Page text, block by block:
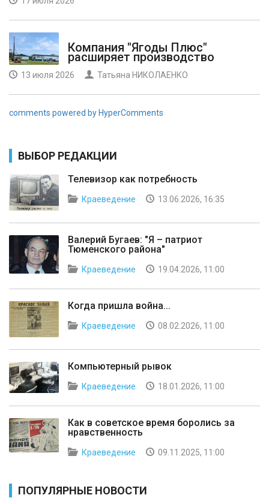
Компания "Ягоды Плюс"
расширяет производство
13 июля 2026 Татьяна НИКОЛАЕНКО
comments powered by HyperComments
ВЫБОР РЕДАКЦИИ
Телевизор как потребность
Краеведение 13.06.2026, 16:35
Валерий Бугаев: "Я – патриот
Тюменского района"
Краеведение 19.04.2026, 11:00
Когда пришла война...
Краеведение 08.02.2026, 11:00
Компьютерный рывок
Краеведение 18.01.2026, 11:00
Как в советское время боролись за
нравственность
Краеведение 09.11.2025, 11:00
ПОПУЛЯРНЫЕ НОВОСТИ